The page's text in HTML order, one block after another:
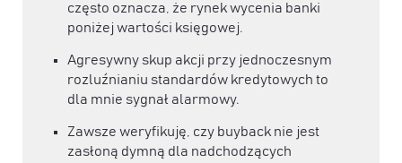
często oznacza, że rynek wycenia banki
poniżej wartości księgowej.
Agresywny skup akcji przy jednoczesnym
rozluźnianiu standardów kredytowych to
dla mnie sygnał alarmowy.
Zawsze weryfikuję, czy buyback nie jest
zasłoną dymną dla nadchodzących